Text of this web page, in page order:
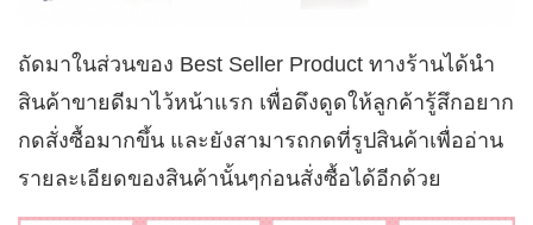
ถัดมาในส่วนของ Best Seller Product ทางร้านได้นำ
สินค้าขายดีมาไว้หน้าแรก เพื่อดึงดูดให้ลูกค้ารู้สึกอยาก
กดสั่งซื้อมากขึ้น และยังสามารถกดที่รูปสินค้าเพื่ออ่าน
รายละเอียดของสินค้านั้นๆก่อนสั่งซื้อได้อีกด้วย